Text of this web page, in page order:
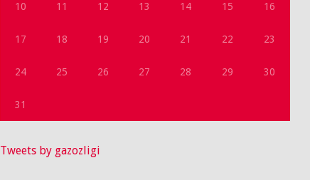
10 11 12 13 14 15 16
17 18 19 20 21 22 23
24 25 26 27 28 29 30
31
Tweets by gazozligi